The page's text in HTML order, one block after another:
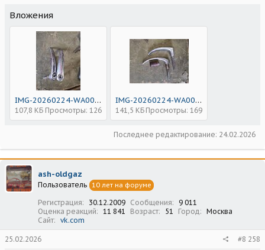
Вложения
IMG-20260224-WA0000.jpg
107,8 КБ Просмотры: 126
IMG-20260224-WA0001.jpg
141,5 КБ Просмотры: 169
Последнее редактирование: 24.02.2026
ash-oldgaz
Пользователь 10 лет на форуме
Регистрация 30.12.2009 Сообщения
9 011
Оценка реакций
11 841 Возраст 51 Город
Москва
Сайт
vk.com
25.02.2026 #8 258